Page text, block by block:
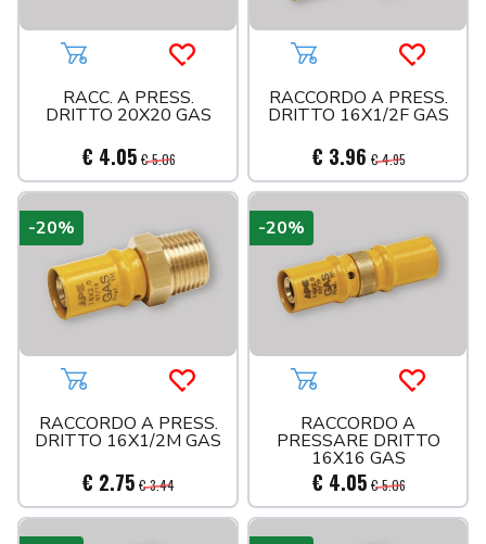
Aggiungi al carrelloAcquista più tardi
RACC. A PRESS.
DRITTO 20X20 GAS
€ 4.05 € 5.06
Aggiungi al carrello
RACCORDO A PRESS.
DRITTO 16X1/2F GAS
€ 3.96 € 4.95
Aggiungi al carrelloAcquista più tardi
RACCORDO A PRESS.
DRITTO 16X1/2M GAS
€ 2.75 € 3.44
-20%
Aggiungi al carrello
RACCORDO A
PRESSARE DRITTO
16X16 GAS
€ 4.05 € 5.06
-20%